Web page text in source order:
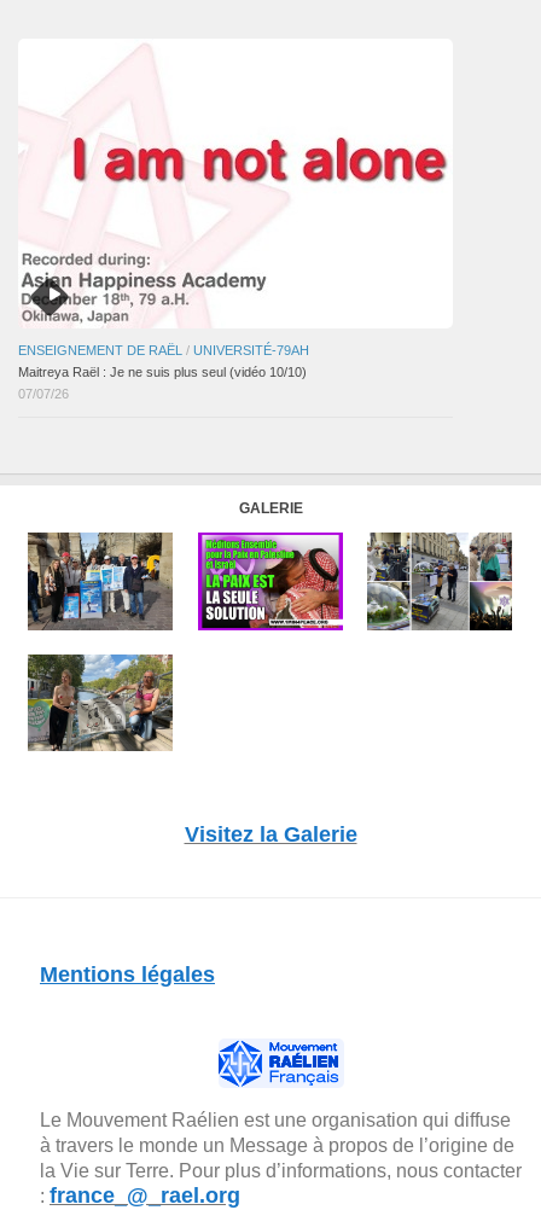
ENSEIGNEMENT DE RAËL / UNIVERSITÉ-79AH
Maitreya Raël : Je ne suis plus seul (vidéo 10/10)
07/07/26
GALERIE
Visitez la Galerie
Mentions légales
Le Mouvement Raélien est une organisation qui diffuse
à travers le monde un Message à propos de l’origine de
la Vie sur Terre. Pour plus d’informations, nous contacter
: france_@_rael.org